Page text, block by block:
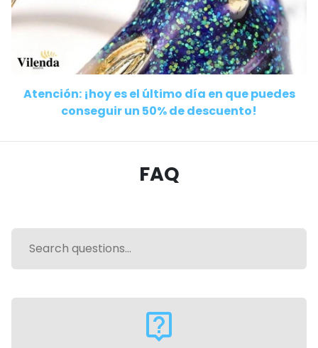
Atención: ¡hoy es el último día en que puedes
conseguir un 50% de descuento!
FAQ
live_help